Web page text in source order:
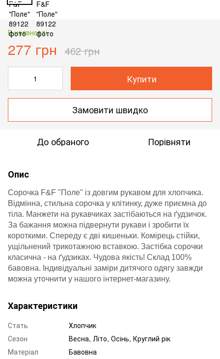
В наявності
277 грн 462 грн
Купити
Замовити швидко
До обраного Порівняти
Опис
Сорочка F&F "Поле" із довгим рукавом для хлопчика.
Відмінна, стильна сорочка у клітинку, дуже приємна до
тіла. Манжети на рукавчиках застібаються на ґудзичок.
За бажання можна підвернути рукави і зробити їх
короткими. Спереду є дві кишеньки. Комірець стійки,
ущільнений трикотажною вставкою. Застібка сорочки
класична - на ґудзиках. Чудова якість! Склад 100%
бавовна. Індивідуальні заміри дитячого одягу завжди
можна уточнити у нашого інтернет-магазину.
Характеристики
Стать
Хлопчик
Сезон
Весна, Літо, Осінь, Круглий рік
Матеріал
Бавовна